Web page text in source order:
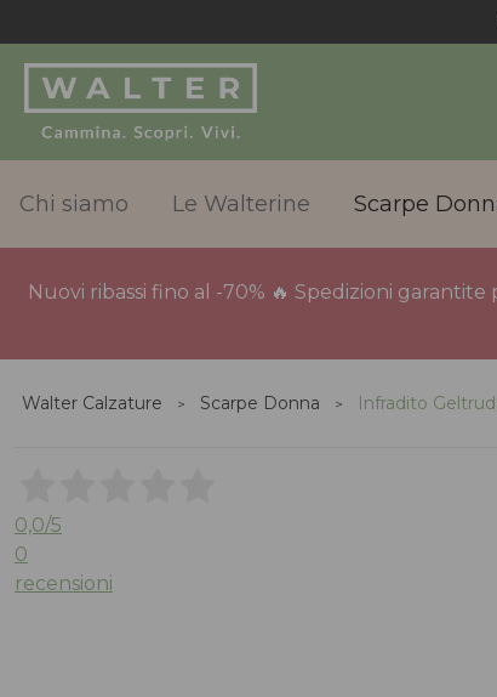
Chi siamo Le Walterine Scarpe
Nuovi ribassi fino al -70% 🔥 Spedizioni
Walter Calzature Scarpe Donna Infradito
0,0/5
0
recensioni